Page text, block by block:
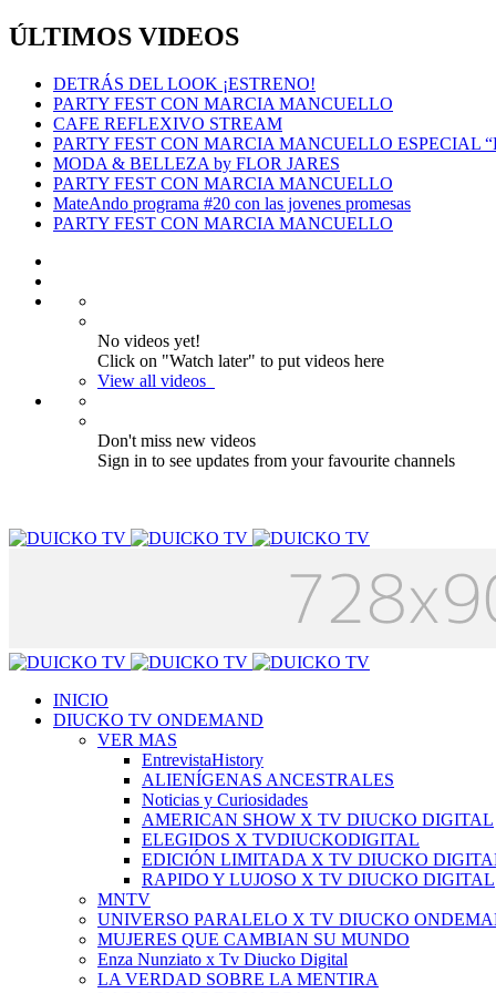
ÚLTIMOS VIDEOS
DETRÁS DEL LOOK ¡ESTRENO!
PARTY FEST CON MARCIA MANCUELLO
CAFE REFLEXIVO STREAM
PARTY FEST CON MARCIA MANCUELLO ESPECIAL
MODA & BELLEZA by FLOR JARES
PARTY FEST CON MARCIA MANCUELLO
MateAndo programa #20 con las jovenes promesas
PARTY FEST CON MARCIA MANCUELLO
No videos yet!
Click on "Watch later" to put videos here
View all videos
Don't miss new videos
Sign in to see updates from your favourite channels
INICIO
DIUCKO TV ONDEMAND
VER MAS
EntrevistaHistory
ALIENÍGENAS ANCESTRALES
Noticias y Curiosidades
AMERICAN SHOW X TV DIUCKO DIGITAL
ELEGIDOS X TVDIUCKODIGITAL
EDICIÓN LIMITADA X TV DIUCKO
RAPIDO Y LUJOSO X TV DIUCKO DIGITAL
MNTV
UNIVERSO PARALELO X TV DIUCKO
MUJERES QUE CAMBIAN SU MUNDO
Enza Nunziato x Tv Diucko Digital
LA VERDAD SOBRE LA MENTIRA